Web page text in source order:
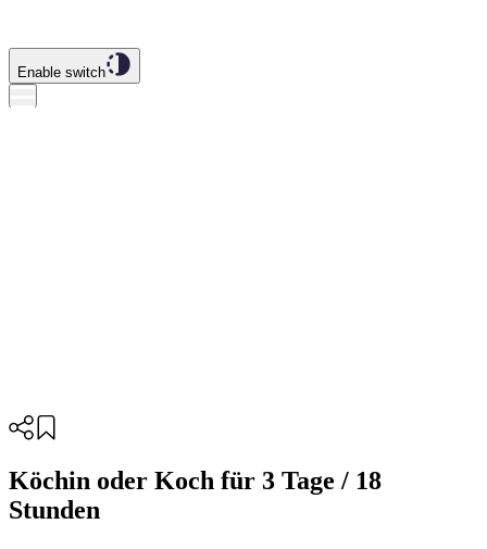
Enable switch
Köchin oder Koch für 3 Tage / 18
Stunden